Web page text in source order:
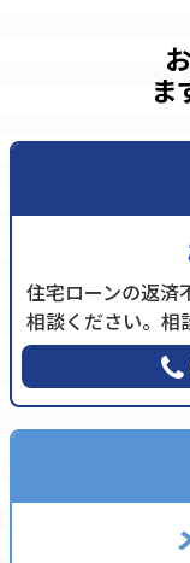
ま
住宅ローンの返済
相談ください。相